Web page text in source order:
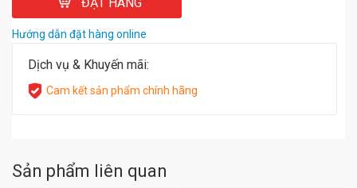
Hướng dẫn đặt hàng online
Dịch vụ & Khuyến mãi:
Cam kết sản phẩm chính hãng
Sản phẩm liên quan